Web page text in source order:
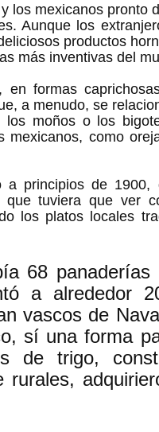
los mexicanos pronto
Aunque los
productos
más inventivas del
formas
a menudo, se
moños o los
mexicanos, como
a principios de 1900,
tuviera que ver
los platos locales
68
a alrededor
vascos de
sí una forma
de trigo,